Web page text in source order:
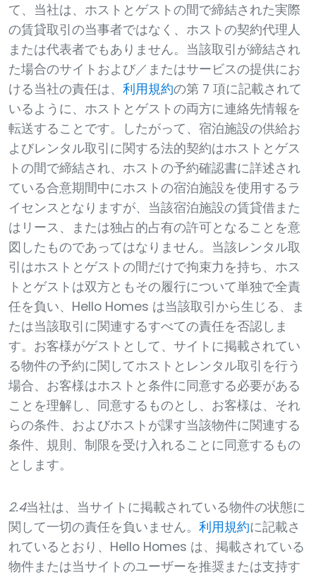
て、当社は、ホストとゲストの間で締結された実際
の賃貸取引の当事者ではなく、ホストの契約代理人
または代表者でもありません。当該取引が締結され
た場合のサイトおよび／またはサービスの提供にお
ける当社の責任は、 利用規約の第 7 項に記載されて
いるように、ホストとゲストの両方に連絡先情報を
転送することです。したがって、宿泊施設の供給お
よびレンタル取引に関する法的契約はホストとゲス
トの間で締結され、ホストの予約確認書に詳述され
ている合意期間中にホストの宿泊施設を使用するラ
イセンスとなりますが、当該宿泊施設の賃貸借また
はリース、または独占的占有の許可となることを意
図したものであってはなりません。当該レンタル取
引はホストとゲストの間だけで拘束力を持ち、ホス
トとゲストは双方ともその履行について単独で全責
任を負い、Hello Homes は当該取引から生じる、ま
たは当該取引に関連するすべての責任を否認しま
す。お客様がゲストとして、サイトに掲載されてい
る物件の予約に関してホストとレンタル取引を行う
場合、お客様はホストと条件に同意する必要がある
ことを理解し、同意するものとし、お客様は、それ
らの条件、およびホストが課す当該物件に関連する
条件、規則、制限を受け入れることに同意するもの
とします。
2.4当社は、当サイトに掲載されている物件の状態に
関して一切の責任を負いません。 利用規約に記載さ
れているとおり、Hello Homes は、掲載されている
物件または当サイトのユーザーを推奨または支持す